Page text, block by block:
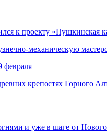
к проекту «Пушкинская
механическую
февраля
крепостях Горного
и уже в шаге от